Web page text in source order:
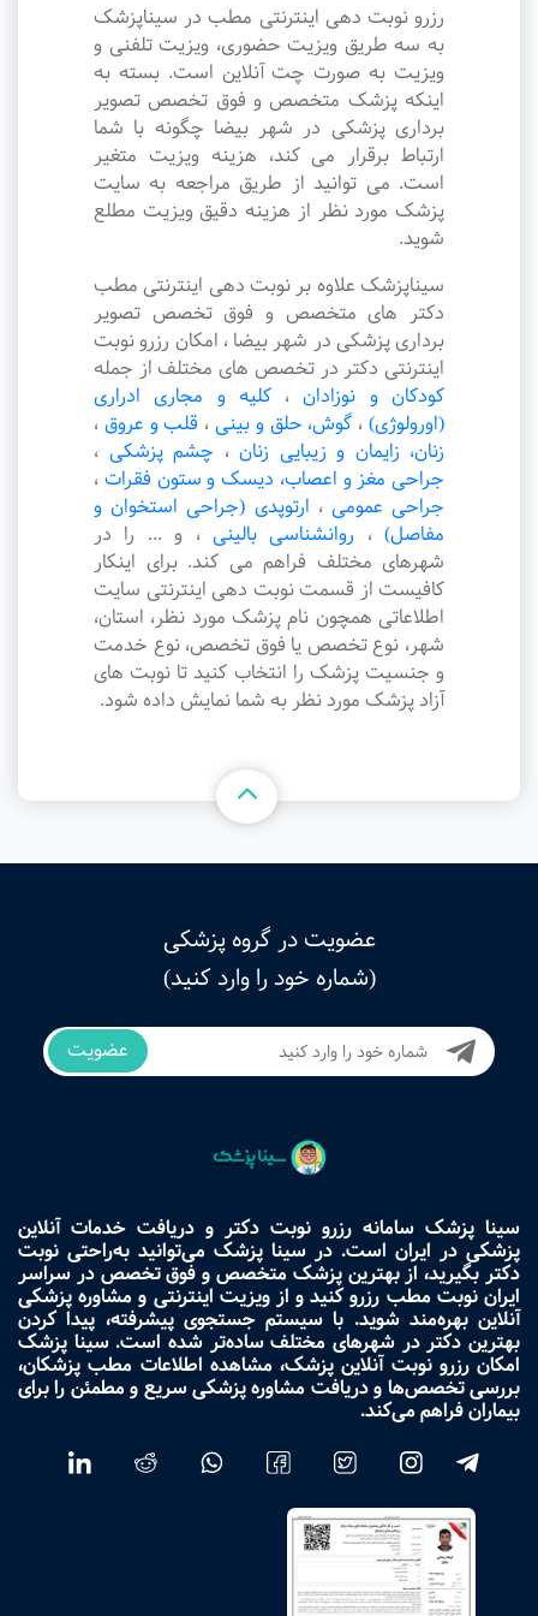
رزرو نوبت دهی اینترنتی مطب در سیناپزشک
به سه طریق ویزیت حضوری، ویزیت تلفنی و
ویزیت به صورت چت آنلاین است. بسته به
اینکه پزشک متخصص و فوق تخصص تصویر
برداری پزشکی در شهر بیضا چگونه با شما
ارتباط برقرار می کند، هزینه ویزیت متغیر
است. می توانید از طریق مراجعه به سایت
پزشک مورد نظر از هزینه دقیق ویزیت مطلع
شوید.
سیناپزشک علاوه بر نوبت دهی اینترنتی مطب
دکتر های متخصص و فوق تخصص تصویر
برداری پزشکی در شهر بیضا ، امکان رزرو نوبت
اینترنتی دکتر در تخصص های مختلف از جمله
کودکان و نوزادان ،کلیه و مجاری ادراری
(اورولوژی) ، گوش، حلق و بینی ، قلب و عروق ،
زنان، زایمان و زیبایی زنان ، چشم پزشکی ،
جراحی مغز و اعصاب، دیسک و ستون فقرات ،
جراحی عمومی ، ارتوپدی (جراحی استخوان و
مفاصل) ، روانشناسی بالینی ، و ... را در
شهرهای مختلف فراهم می کند. برای اینکار
کافیست از قسمت نوبت دهی اینترنتی سایت
اطلاعاتی همچون نام پزشک مورد نظر، استان،
شهر، نوع تخصص یا فوق تخصص، نوع خدمت
و جنسیت پزشک را انتخاب کنید تا نوبت های
آزاد پزشک مورد نظر به شما نمایش داده شود.
عضویت در گروه پزشکی
(شماره خود را وارد کنید)
عضویت
سینا پزشک سامانه رزرو نوبت دکتر و دریافت خدمات آنلاین
پزشکی در ایران است. در سینا پزشک می‌توانید به‌راحتی نوبت
دکتر بگیرید، از بهترین پزشک متخصص و فوق تخصص در سراسر
ایران نوبت مطب رزرو کنید و از ویزیت اینترنتی و مشاوره پزشکی
آنلاین بهره‌مند شوید. با سیستم جستجوی پیشرفته، پیدا کردن
بهترین دکتر در شهرهای مختلف ساده‌تر شده است. سینا پزشک
امکان رزرو نوبت آنلاین پزشک، مشاهده اطلاعات مطب پزشکان،
بررسی تخصص‌ها و دریافت مشاوره پزشکی سریع و مطمئن را برای
بیماران فراهم می‌کند.